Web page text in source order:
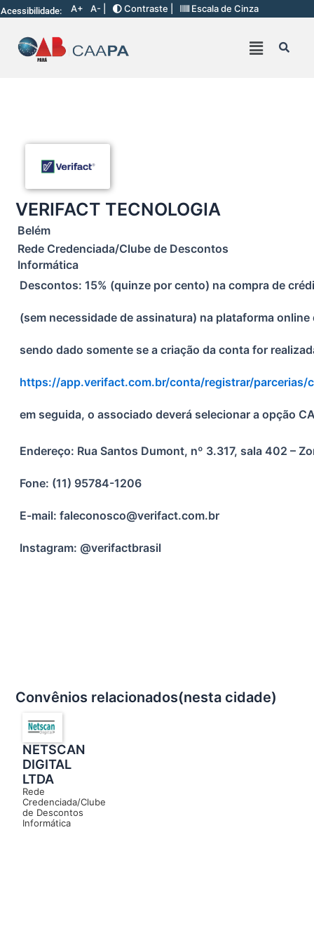
Acessibilidade: A+ A- | Contraste | Escala de Cinza
VERIFACT TECNOLOGIA
Belém
Rede Credenciada/Clube de Descontos
Informática
Descontos: 15% (quinze por cento) na compra de
(sem necessidade de assinatura) na plataforma
sendo dado somente se a criação da conta for
https://app.verifact.com.br/conta/registrar/parcerias/
em seguida, o associado deverá selecionar a opção
Endereço: Rua Santos Dumont, nº 3.317, sala 402 –
Fone: (11) 95784-1206
E-mail: faleconosco@verifact.com.br
Instagram: @verifactbrasil
Convênios relacionados(nesta cidade)
NETSCAN
DIGITAL
LTDA
Rede
Credenciada/Clube
de Descontos
Informática